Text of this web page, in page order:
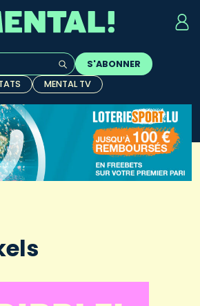
l'auto-complétion sont
S'ABONNER
MENTAL TV